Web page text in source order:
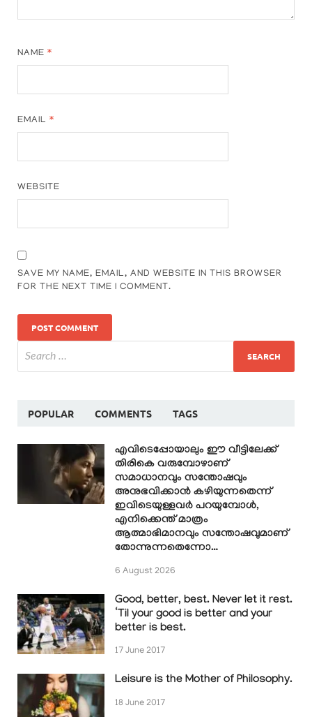
NAME*
EMAIL*
WEBSITE
SAVE MY NAME, EMAIL, AND WEBSITE IN THIS BROWSER
FOR THE NEXT TIME I COMMENT.
POPULAR COMMENTS TAGS
എവിടെപ്പോയാലും ഈ വീട്ടിലേക്ക്
തിരികെ വരുമ്പോഴാണ്
സമാധാനവും സന്തോഷവും
അനുഭവിക്കാൻ കഴിയുന്നതെന്ന്
ഇവിടെയുള്ളവർ പറയുമ്പോൾ,
എനിക്കെന്ത് മാത്രം
ആത്മാഭിമാനവും സന്തോഷവുമാണ്
തോന്നുന്നതെന്നോ…
6 August 2026
Good, better, best. Never let it rest.
‘Til your good is better and your
better is best.
17 June 2017
Leisure is the Mother of Philosophy.
18 June 2017